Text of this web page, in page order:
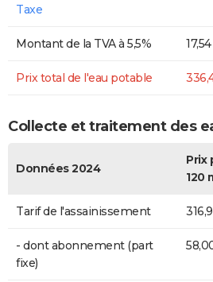
Taxe
Montant de la TVA à 5,5%
Prix total de l'eau potable
Collecte et traitement des
Données 2024
Prix
120
Tarif de l'assainissement
- dont abonnement (part
fixe)